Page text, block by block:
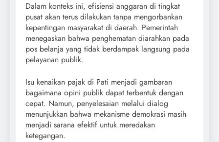
Dalam konteks ini, efisiensi anggaran di tingkat
pusat akan terus dilakukan tanpa mengorbankan
kepentingan masyarakat di daerah. Pemerintah
menegaskan bahwa penghematan diarahkan pada
pos belanja yang tidak berdampak langsung pada
pelayanan publik.
Isu kenaikan pajak di Pati menjadi gambaran
bagaimana opini publik dapat terbentuk dengan
cepat. Namun, penyelesaian melalui dialog
menunjukkan bahwa mekanisme demokrasi masih
menjadi sarana efektif untuk meredakan
ketegangan.